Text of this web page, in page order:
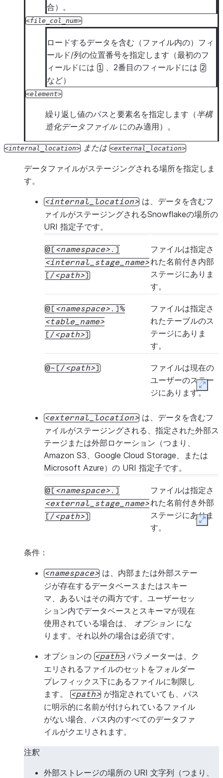
合）。
file_col_num
ロードするデータを含む（ファイル内の）フィ
ールド/列の位置番号を指定します（最初のフ
ィールドには 1 、2番目のフィールドには 2
など）
element
繰り返し値のパスと要素名を指定します（半構
造化データファイルにのみ適用）。
internal_location または external_location
データファイルがステージングされる場所を指定しま
す。
internal_location
は、データを含むフ
ァイルがステージングされるSnowflakeの場所の
URI 指定子です。
@[ namespace
.]
internal_stage_name
[/
path ]
ファイルは指定さ
れた名前付き内部
ステージにありま
す。
@[ namespace
.]%
table_name
[/
path ]
ファイルは指定さ
れたテーブルのス
テージにありま
す。
@~[/ path ]
ファイルは現在の
ユーザーのステー
ジにあります。
external_location
は、データを含むフ
ァイルがステージングされる、指定された外部ス
テージまたは外部ロケーション（つまり、
Amazon S3、Google Cloud Storage、または
Microsoft Azure）の URI 指定子です。
@[ namespace
.]
external_stage_name
[/
path ]
ファイルは指定さ
れた名前付き外部
ステージにありま
す。
条件：
namespace
は、内部または外部ステー
ジが存在するデータベースまたはスキー
マ、あるいはその両方です。ユーザーセッ
ション内でデータベースとスキーマが現在
使用されている場合は、 オプションにな
ります。それ以外の場合は必須です。
オプションの path
パラメーターは、ク
エリされるファイルのセットをフォルダー
プレフィックス下にあるファイルに制限し
ます。
path
が指定されていても、パス
に明示的に名前が付けられているファイル
がない場合、パス内のすべてのデータファ
イルがクエリされます。
注釈
外部ストレージの場所の URI 文字列（つまり、